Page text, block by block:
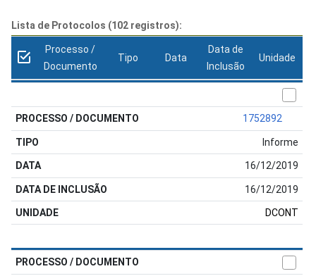
Lista de Protocolos (102 registros):
Processo /
Documento
Tipo Data
Data de
Inclusão
Unidade
1752892
Informe
16/12/2019
16/12/2019
DCONT